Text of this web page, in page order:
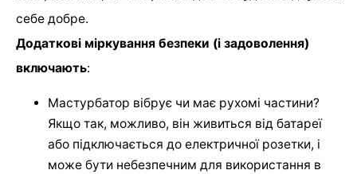
себе добре.
Додаткові міркування безпеки (і задоволення)
включають:
Мастурбатор вібрує чи має рухомі частини?
Якщо так, можливо, він живиться від батареї
або підключається до електричної розетки, і
може бути небезпечним для використання в